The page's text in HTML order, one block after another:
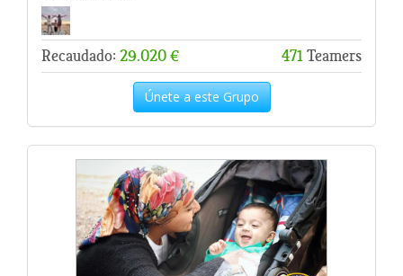
Recaudado: 29.020 € 471Teamers
Únete a este Grupo